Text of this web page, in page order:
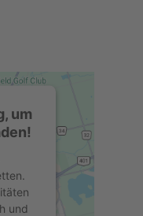
um
und